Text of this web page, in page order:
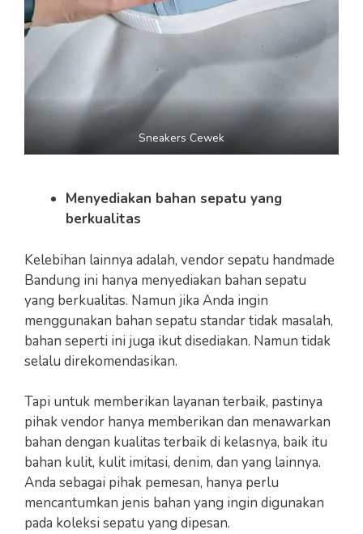
Sneakers Cewek
Menyediakan bahan sepatu yang
berkualitas
Kelebihan lainnya adalah, vendor sepatu handmade
Bandung ini hanya menyediakan bahan sepatu
yang berkualitas. Namun jika Anda ingin
menggunakan bahan sepatu standar tidak masalah,
bahan seperti ini juga ikut disediakan. Namun tidak
selalu direkomendasikan.
Tapi untuk memberikan layanan terbaik, pastinya
pihak vendor hanya memberikan dan menawarkan
bahan dengan kualitas terbaik di kelasnya, baik itu
bahan kulit, kulit imitasi, denim, dan yang lainnya.
Anda sebagai pihak pemesan, hanya perlu
mencantumkan jenis bahan yang ingin digunakan
pada koleksi sepatu yang dipesan.